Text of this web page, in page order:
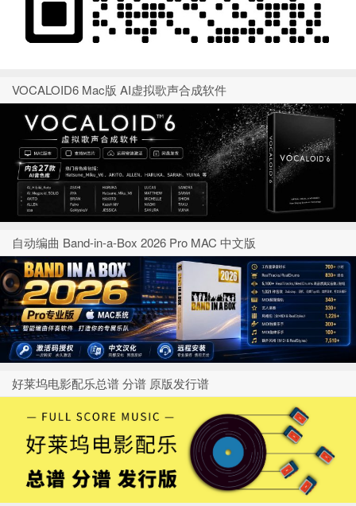
VOCALOID6 Mac版 AI虚拟歌声合成软件
自动编曲 Band-in-a-Box 2026 Pro MAC 中文版
好莱坞电影配乐总谱 分谱 原版发行谱